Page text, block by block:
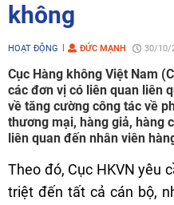
không
HOẠT ĐỘNG ĐỨC MẠNH 30/10/
Cục Hàng không Việt Nam
các đơn vị có liên quan liên
về tăng cường công tác về
thương mại, hàng giả, hàng
liên quan đến nhân viên
Theo đó, Cục HKVN yêu
triệt đến tất cả cán bộ,